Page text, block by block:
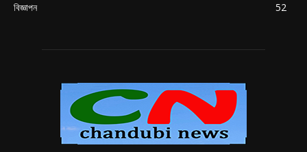
বিজ্ঞাপন
52